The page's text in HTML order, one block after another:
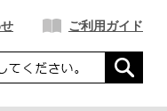
ご利用ガイド